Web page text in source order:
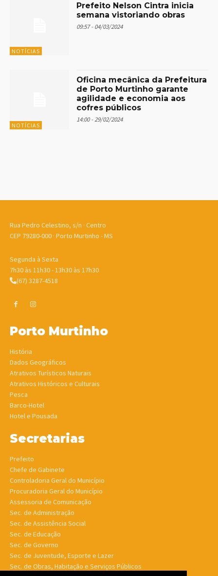
NOTÍCIAS
Prefeito Nelson Cintra inicia
semana vistoriando obras
09:57 - 04/03/2024
NOTÍCIAS
Oficina mecânica da Prefeitura
de Porto Murtinho garante
agilidade e economia aos
cofres públicos
14:00 - 29/02/2024
Rua Pedro Celestino, s/n · Centro
CEP 79280-000 · Porto Murtinho - MS
Segunda à Sexta
7h30 às 11h30 - 13h30 às 17h30
(67) 3287-4518
Porto Murtinho
História
Dados Geográficos
Atrativos Turísticos Naturais
Atrativos Históricos e Culturais
Pesca
Barco-Hotel
Hotel e Pousada
Secretarias
Prefeito
Chefe de Gabinete
Controladoria Geral do Município
Procuradoria Geral do Município
Assessoria de Comunicação
Sec. de Administração
Sec. de Assistência Social
Sec. de Educação
Sec. de Governo
Sec. de Juventude, Esporte e Lazer
Sec. de Obras, Habitação e Serviços Públicos